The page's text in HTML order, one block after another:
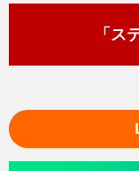
「ス